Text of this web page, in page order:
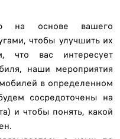
на основе вашего
чтобы улучшить их
что вас интересует
наши мероприятия
в определенном
сосредоточены на
и чтобы понять, какой